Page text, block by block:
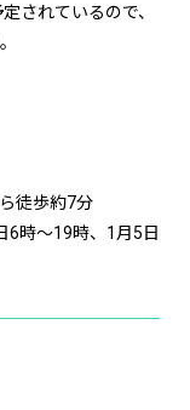
されているので、
徒歩約7分
6時～19時、1月5日